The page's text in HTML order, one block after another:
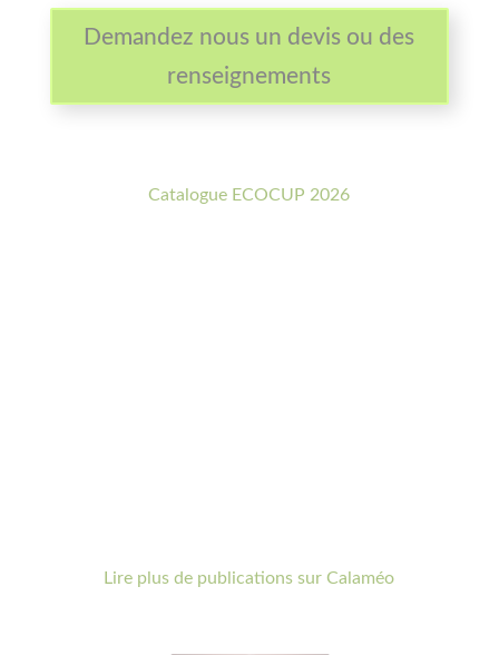
Demandez nous un devis ou des
renseignements
Catalogue ECOCUP 2026
Lire plus de publications sur Calaméo